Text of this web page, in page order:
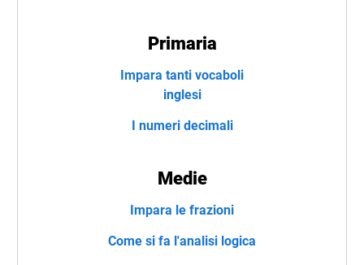
Primaria
Impara tanti vocaboli
inglesi
I numeri decimali
Medie
Impara le frazioni
Come si fa l'analisi logica